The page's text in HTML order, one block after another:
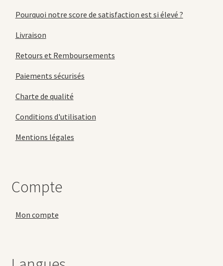
Pourquoi notre score de satisfaction est si élevé ?
Livraison
Retours et Remboursements
Paiements sécurisés
Charte de qualité
Conditions d'utilisation
Mentions légales
Compte
Mon compte